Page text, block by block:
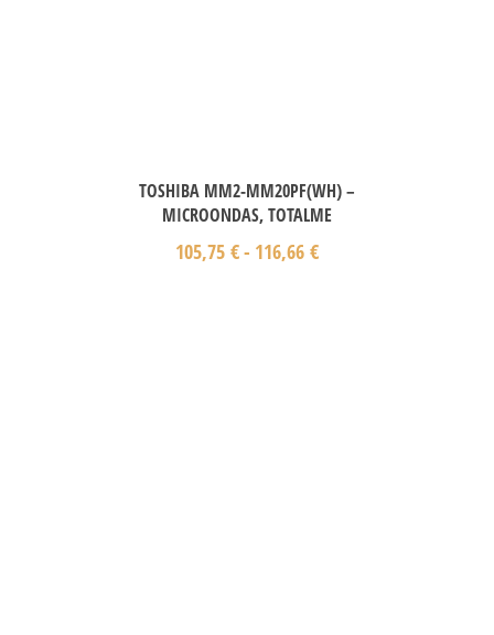
TOSHIBA MM2-MM20PF(WH) –
MICROONDAS, TOTALME
105,75 €- 116,66 €